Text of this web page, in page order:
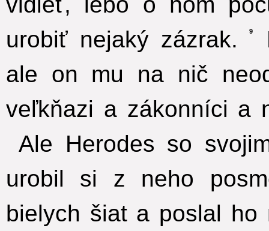
urobiť nejaký zázrak.
9
ale on mu na nič
veľkňazi a zákonníci a
Ale Herodes so
urobil si z neho
bielych šiat a poslal ho